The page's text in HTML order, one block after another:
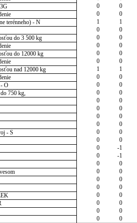
0
0
0
0
terénneho) - N
1
1
0
0
do 3 500 kg
0
0
0
0
do 12000 kg
0
0
0
0
nad 12000 kg
1
1
0
0
O
0
0
750 kg,
0
0
0
0
0
0
0
0
0
0
- S
0
0
0
0
0
-1
0
-1
0
0
0
0
0
0
0
0
0
0
0
0
0
0
0 0